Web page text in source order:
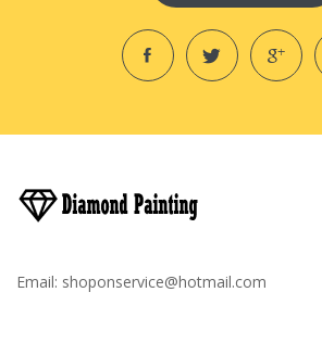
Email: shoponservice@hotmail.com